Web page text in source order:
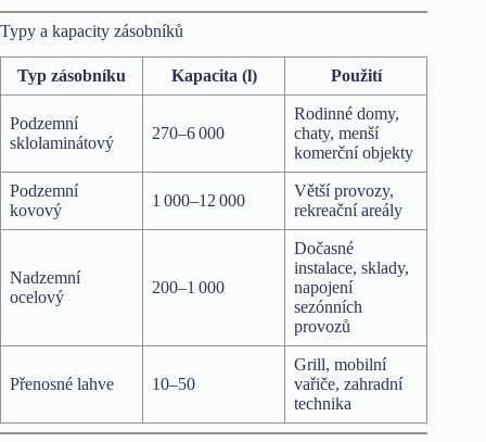
Typy a kapacity zásobníků
Typ zásobníku Kapacita (l) Použití
Podzemní
sklolaminátový
270–6 000
Rodinné domy,
chaty, menší
komerční objekty
Podzemní
kovový
1 000–12 000
Větší provozy,
rekreační areály
Nadzemní
ocelový
200–1 000
Dočasné
instalace, sklady,
napojení
sezónních
provozů
Přenosné lahve 10–50
Grill, mobilní
vařiče, zahradní
technika